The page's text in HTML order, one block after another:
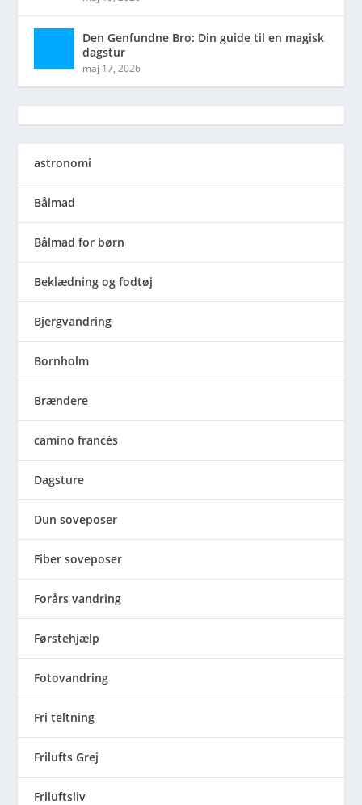
Den Genfundne Bro: Din guide til en magisk
dagstur
maj 17, 2026
astronomi
Bålmad
Bålmad for børn
Beklædning og fodtøj
Bjergvandring
Bornholm
Brændere
camino francés
Dagsture
Dun soveposer
Fiber soveposer
Forårs vandring
Førstehjælp
Fotovandring
Fri teltning
Frilufts Grej
Friluftsliv